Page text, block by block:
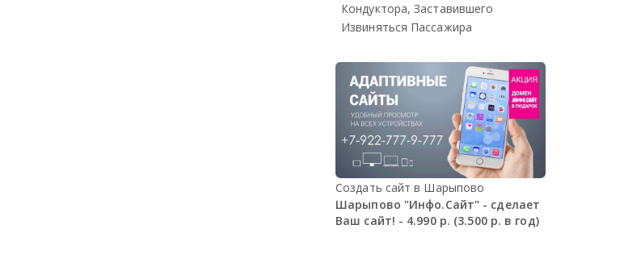
Кондуктора, Заставившего
Извиняться Пассажира
Создать сайт в Шарыпово
Шарыпово "Инфо.Сайт" - сделает
Ваш сайт! - 4.990 р. (3.500 р. в год)